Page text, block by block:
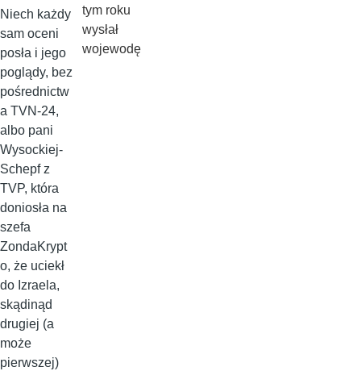
Niech każdy
sam oceni
posła i jego
poglądy, bez
pośrednictw
a TVN-24,
albo pani
Wysockiej-
Schepf z
TVP, która
doniosła na
szefa
ZondaKrypt
o, że uciekł
do Izraela,
skądinąd
drugiej (a
może
pierwszej)
tym roku
wysłał
wojewodę